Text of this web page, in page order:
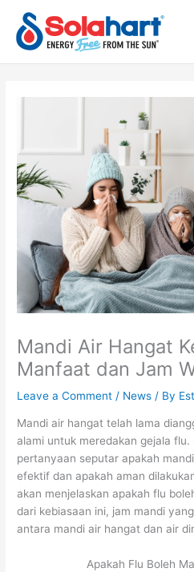
content
Mandi Air Hangat
Manfaat dan Jam
Leave a Comment / News / By
Mandi air hangat telah lama
alami untuk meredakan gejala
pertanyaan seputar apakah
efektif dan apakah aman
akan menjelaskan apakah flu
dari kebiasaan ini, jam mandi
antara mandi air hangat dan air
Apakah Flu Boleh